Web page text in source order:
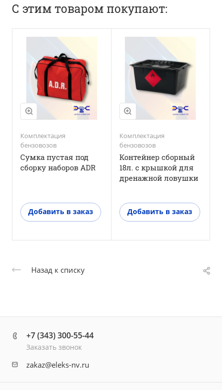
С этим товаром покупают:
Комплектация
бензовозов
Сумка пустая под
сборку наборов ADR
Добавить в заказ
Комплектация
бензовозов
Контейнер сборный
18л. с крышкой для
дренажной ловушки
Добавить в заказ
Назад к списку
+7 (343) 300-55-44
Заказать звонок
zakaz@eleks-nv.ru